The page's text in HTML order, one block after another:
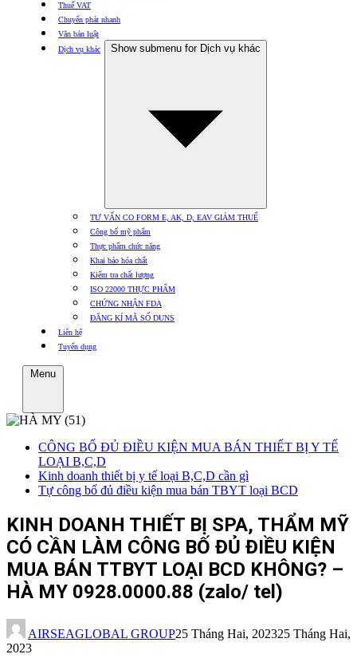
Thuế VAT
Chuyển phát nhanh
Văn bản luật
Dịch vụ khác
Show submenu for Dịch vụ khác
TƯ VẤN CO FORM E, AK, D, EAV GIẢM THUẾ
Công bố mỹ phẩm
Thực phẩm chức năng
Khai báo hóa chất
Kiểm tra chất lượng
ISO 22000 THỰC PHẨM
CHỨNG NHẬN FDA
ĐĂNG KÍ MÃ SỐ DUNS
Liên hệ
Tuyển dụng
Menu
CÔNG BỐ ĐỦ ĐIỀU KIỆN MUA BÁN THIẾT BỊ Y TẾ
LOẠI B,C,D
Kinh doanh thiết bị y tế loại B,C,D cần gì
Tự công bố đủ điều kiện mua bán TBYT loại BCD
KINH DOANH THIẾT BỊ SPA, THẨM MỸ
CÓ CẦN LÀM CÔNG BỐ ĐỦ ĐIỀU KIỆN
MUA BÁN TTBYT LOẠI BCD KHÔNG? –
HÀ MY 0928.0000.88 (zalo/ tel)
AIRSEAGLOBAL GROUP25 Tháng Hai, 202325 Tháng Hai,
2023